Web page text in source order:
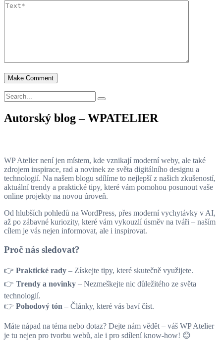
Autorský blog – WPATELIER
WP Atelier není jen místem, kde vznikají moderní weby, ale také
zdrojem inspirace, rad a novinek ze světa digitálního designu a
technologií. Na našem blogu sdílíme to nejlepší z našich zkušeností,
aktuální trendy a praktické tipy, které vám pomohou posunout vaše
online projekty na novou úroveň.
Od hlubších pohledů na WordPress, přes moderní vychytávky v AI,
až po zábavné kuriozity, které vám vykouzlí úsměv na tváři – naším
cílem je vás nejen informovat, ale i inspirovat.
Proč nás sledovat?
👉 Praktické rady – Získejte tipy, které skutečně využijete.
👉 Trendy a novinky – Nezmeškejte nic důležitého ze světa
technologií.
👉 Pohodový tón – Články, které vás baví číst.
Máte nápad na téma nebo dotaz? Dejte nám vědět – váš WP Atelier
je tu nejen pro tvorbu webů, ale i pro sdílení know-how! 😊